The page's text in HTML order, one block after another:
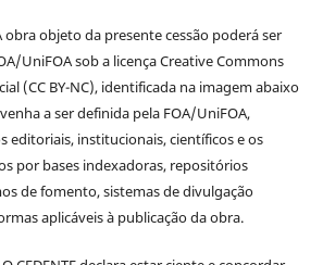
obra objeto da presente cessão poderá ser
UniFOA sob a licença Creative Commons
(CC BY-NC), identificada na imagem abaixo
a ser definida pela FOA/UniFOA,
editoriais, institucionais, científicos e os
por bases indexadoras, repositórios
de fomento, sistemas de divulgação
aplicáveis à publicação da obra.